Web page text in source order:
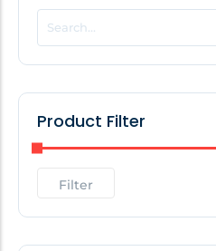
POPULAR THIS WEEK
No Posts
No Posts
Product Filter
Filter